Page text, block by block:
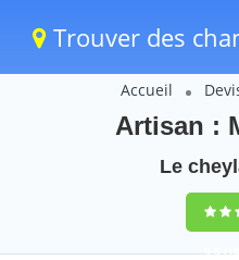
Trouver des
Accueil
Artisan :
Le
9,5